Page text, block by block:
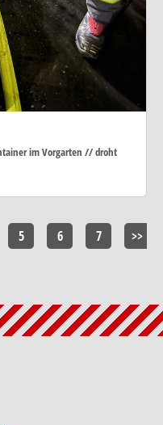
im Vorgarten // droht
5 6 7 >>